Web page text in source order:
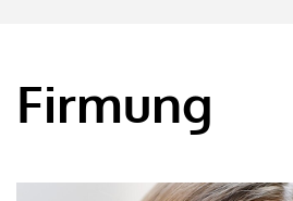
Firmung